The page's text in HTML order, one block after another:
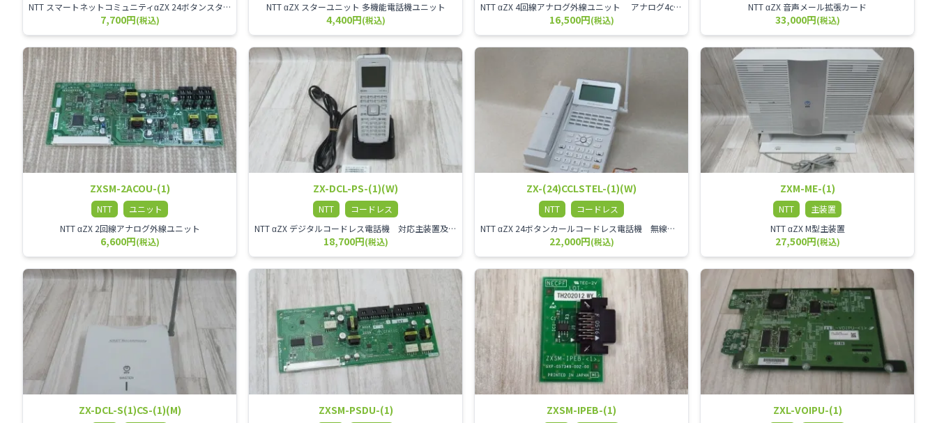
NTT スマートネットコミュニティαZX 24ボタンスター標準電話機
7,700円(税込)
NTT αZX スターユニット 多機能電話機ユニット
4,400円(税込)
NTT αZX 4回線アナログ外線ユニット アナログ4ch収容ユニット
16,500円(税込)
NTT αZX 音声メール拡張カード
33,000円(税込)
ZXSM-2ACOU-(1)
NTT
ユニット
NTT αZX 2回線アナログ外線ユニット
6,600円(税込)
ZX-DCL-PS-(1)(W)
NTT
コードレス
NTT αZX デジタルコードレス電話機 対応主装置及びアンテナを使用してご利用いただけます。 特に工場や倉庫等、オフィスから離れたところで作業をされている方に適しています。
18,700円(税込)
ZX-(24)CCLSTEL-(1)(W)
NTT
コードレス
NTT αZX 24ボタンカールコードレス電話機 無線タイプ、電話機と子機が離れるタイプのカールコードレス電話機です。 決裁者様等、オフィス内を頻繁に動かれる方のご使用が多いです。
22,000円(税込)
ZXM-ME-(1)
NTT
主装置
NTT αZX M型主装置
27,500円(税込)
ZX-DCL-S(1)CS-(1)(M) ZXSM-PSDU-(1) ZXSM-IPEB-(1) ZXL-VOIPU-(1)